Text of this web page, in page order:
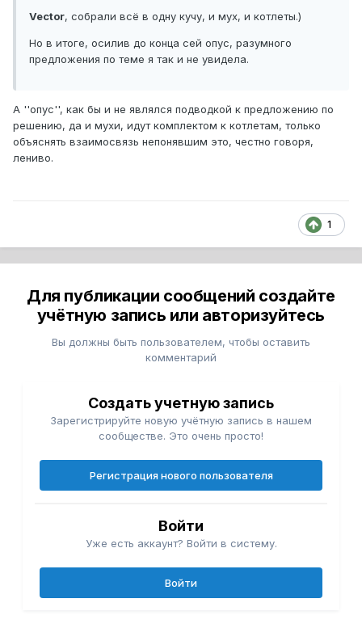
Vector, собрали всё в одну кучу, и мух, и котлеты.)
Но в итоге, осилив до конца сей опус, разумного
предложения по теме я так и не увидела.
А ''опус'', как бы и не являлся подводкой к предложению по
решению, да и мухи, идут комплектом к котлетам, только
объяснять взаимосвязь непонявшим это, честно говоря,
лениво.
1
Для публикации сообщений создайте
учётную запись или авторизуйтесь
Вы должны быть пользователем, чтобы оставить
комментарий
Создать учетную запись
Зарегистрируйте новую учётную запись в нашем
сообществе. Это очень просто!
Регистрация нового пользователя
Войти
Уже есть аккаунт? Войти в систему.
Войти